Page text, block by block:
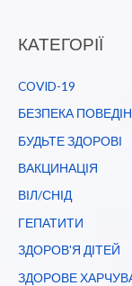
КАТЕГОРІЇ
COVID-19
БЕЗПЕКА
БУДЬТЕ ЗДОРОВІ
ВАКЦИНАЦІЯ
ВІЛ/СНІД
ГЕПАТИТИ
ЗДОРОВ'Я ДІТЕЙ
ЗДОРОВЕ